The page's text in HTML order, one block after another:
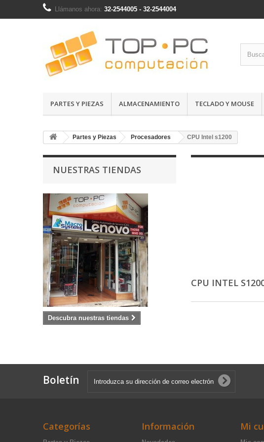
Llámanos ahora: 32-2544005 - 32-2544004
PARTES Y PIEZAS ALMACENAMIENTO TECLADO Y MOUSE
Partes y Piezas Procesadores CPU Intel s1200
NUESTRAS TIENDAS
Descubra nuestras tiendas
CPU INTEL
Boletín
Categorías Información Mi